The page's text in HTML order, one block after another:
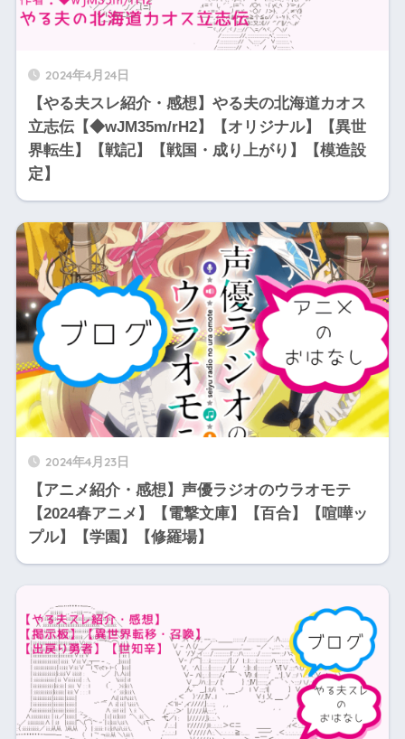
2024年4月24日
【やる夫スレ紹介・感想】やる夫の北海道カオス
立志伝【◆wJM35m/rH2】【オリジナル】【異世
界転生】【戦記】【戦国・成り上がり】【模造設
定】
2024年4月23日
【アニメ紹介・感想】声優ラジオのウラオモテ
【2024春アニメ】【電撃文庫】【百合】【喧嘩ッ
プル】【学園】【修羅場】